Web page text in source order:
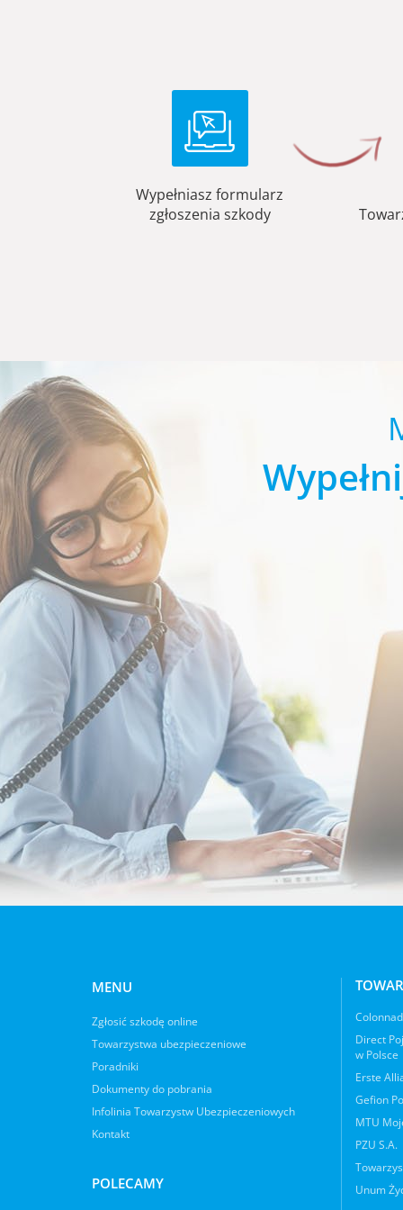
Wypełniasz formularz
zgłoszenia szkody
MENU
Zgłosić szkodę online
Towarzystwa ubezpieczeniowe
Poradniki
Dokumenty do pobrania
Infolinia Towarzystw Ubezpieczeniowych
Kontakt
POLECAMY
Direct
w Polsce
Erste
Gefion
MTU
PZU S.A.
Unum